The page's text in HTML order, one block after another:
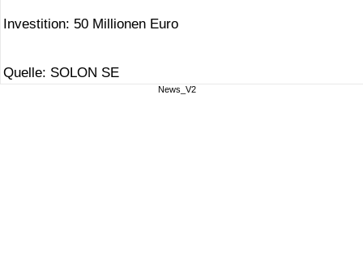
Investition: 50 Millionen Euro
Quelle: SOLON SE
News_V2